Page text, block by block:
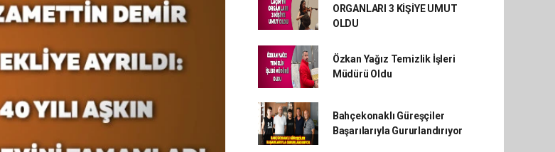
ORGANLARI 3 KİŞİYE UMUT
OLDU
Özkan Yağız Temizlik İşleri
Müdürü Oldu
Bahçekonaklı Güreşçiler
Başarılarıyla Gururlandırıyor